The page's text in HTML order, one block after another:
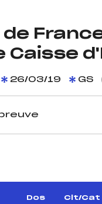
France
Caisse
26/03/19 GS
TISSOT
Dos Clt/Cat